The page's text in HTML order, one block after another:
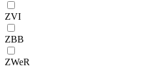
ZVI
ZBB
ZWeR